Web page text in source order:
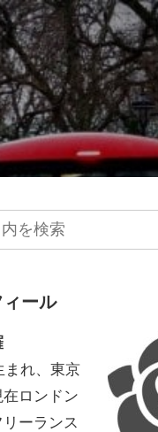
ール
まれ、東京
ロンドン
ーランス